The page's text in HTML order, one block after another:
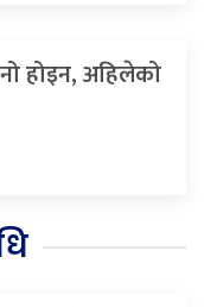
होइन, अहिलेको